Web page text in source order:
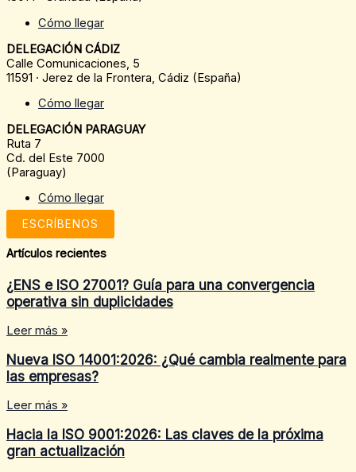
Cómo llegar
DELEGACIÓN CÁDIZ
Calle Comunicaciones, 5
11591 · Jerez de la Frontera, Cádiz (España)
Cómo llegar
DELEGACIÓN PARAGUAY
Ruta 7
Cd. del Este 7000
(Paraguay)
Cómo llegar
ESCRÍBENOS
Artículos recientes
¿ENS e ISO 27001? Guía para una convergencia
operativa sin duplicidades
Leer más »
Nueva ISO 14001:2026: ¿Qué cambia realmente para
las empresas?
Leer más »
Hacia la ISO 9001:2026: Las claves de la próxima
gran actualización